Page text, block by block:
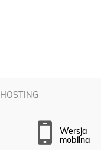
HOSTING
wersja
mobilna